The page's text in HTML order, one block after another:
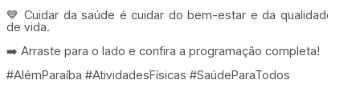
💙 Cuidar da saúde é cuidar do bem-estar e da qualidade
de vida.
➡️ Arraste para o lado e confira a programação completa!
#AlémParaíba #AtividadesFísicas #SaúdeParaTodos